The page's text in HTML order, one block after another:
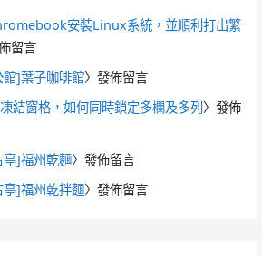
安裝Linux系統，並順利打出繁
留言
]葉子咖啡館〉發佈留言
結窗格，如何同時鎖定多欄及多列〉發佈
]福州乾麵〉發佈留言
]福州乾拌麵〉發佈留言